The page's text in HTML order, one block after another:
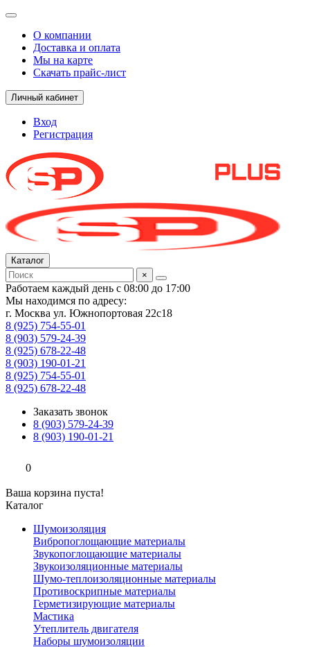
О компании
Доставка и оплата
Мы на карте
Скачать прайс-лист
Личный кабинет
Вход
Регистрация
Каталог
×
Работаем каждый день с 08:00 до 17:00
Мы находимся по адресу:
г. Москва ул. Южнопортовая 22с18
8 (925) 754-55-01
8 (903) 579-24-39
8 (925) 678-22-48
8 (903) 190-01-21
8 (925) 754-55-01
8 (925) 678-22-48
Заказать звонок
8 (903) 579-24-39
8 (903) 190-01-21
0
Ваша корзина пуста!
Каталог
Шумоизоляция
Вибропоглощающие материалы
Звукопоглощающие материалы
Звукоизоляционные материалы
Шумо-теплоизоляционные материалы
Противоскрипные материалы
Герметизирующие материалы
Мастика
Утеплитель двигателя
Наборы шумоизоляции